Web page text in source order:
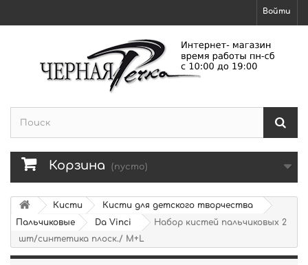
Войти
Корзина (пусто)
Кисти
Кисти для детского творчества
Пальчиковые
Da Vinci
Набор кистей пальчиковых 2
шт/синтетика плоск./ M+L